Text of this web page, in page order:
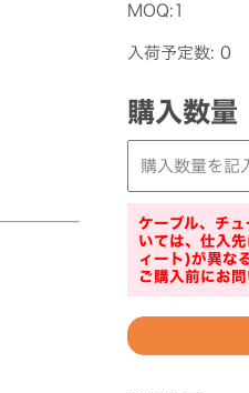
MOQ:1
入荷予定数: 0
購入数量
ケーブル、チ
いては、仕入
ィート)が異な
ご購入前にお問